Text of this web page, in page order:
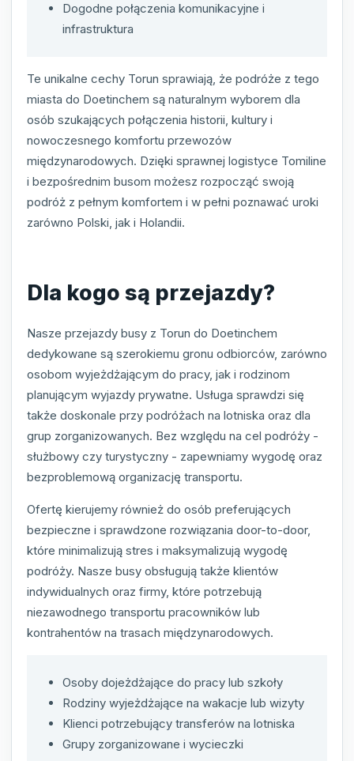
Dogodne połączenia komunikacyjne i
infrastruktura
Te unikalne cechy Torun sprawiają, że podróże z tego
miasta do Doetinchem są naturalnym wyborem dla
osób szukających połączenia historii, kultury i
nowoczesnego komfortu przewozów
międzynarodowych. Dzięki sprawnej logistyce Tomiline
i bezpośrednim busom możesz rozpocząć swoją
podróż z pełnym komfortem i w pełni poznawać uroki
zarówno Polski, jak i Holandii.
Dla kogo są przejazdy?
Nasze przejazdy busy z Torun do Doetinchem
dedykowane są szerokiemu gronu odbiorców, zarówno
osobom wyjeżdżającym do pracy, jak i rodzinom
planującym wyjazdy prywatne. Usługa sprawdzi się
także doskonale przy podróżach na lotniska oraz dla
grup zorganizowanych. Bez względu na cel podróży -
służbowy czy turystyczny - zapewniamy wygodę oraz
bezproblemową organizację transportu.
Ofertę kierujemy również do osób preferujących
bezpieczne i sprawdzone rozwiązania door-to-door,
które minimalizują stres i maksymalizują wygodę
podróży. Nasze busy obsługują także klientów
indywidualnych oraz firmy, które potrzebują
niezawodnego transportu pracowników lub
kontrahentów na trasach międzynarodowych.
Osoby dojeżdżające do pracy lub szkoły
Rodziny wyjeżdżające na wakacje lub wizyty
Klienci potrzebujący transferów na lotniska
Grupy zorganizowane i wycieczki